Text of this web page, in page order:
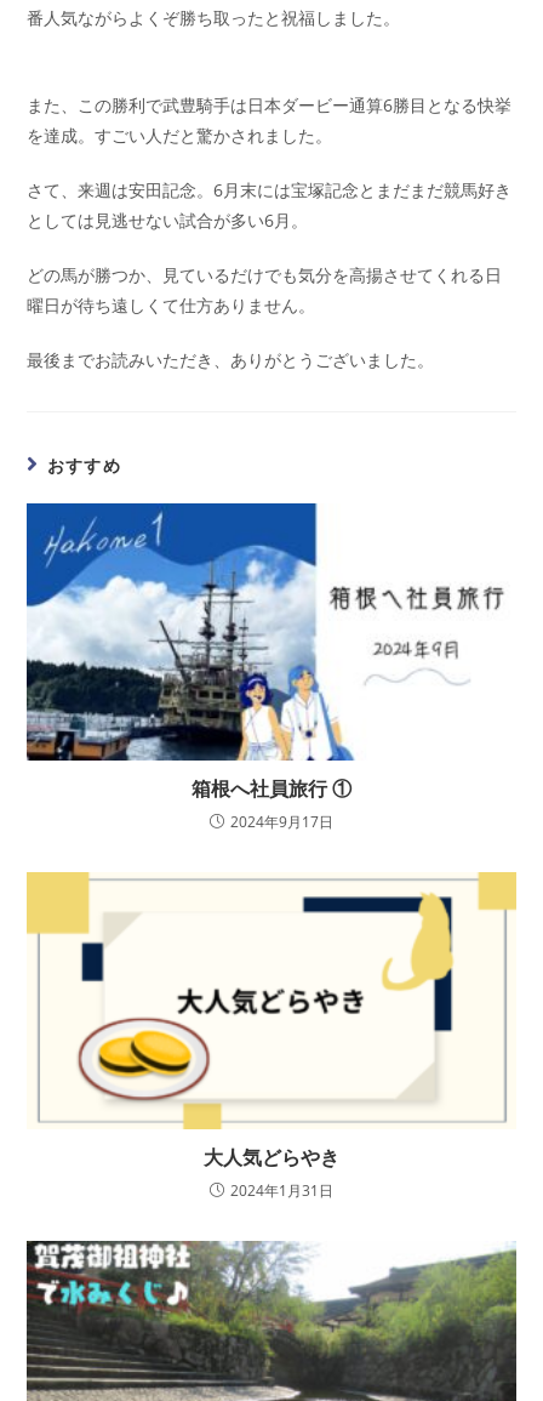
番人気ながらよくぞ勝ち取ったと祝福しました。
また、この勝利で武豊騎手は日本ダービー通算6勝目となる快挙
を達成。すごい人だと驚かされました。
さて、来週は安田記念。6月末には宝塚記念とまだまだ競馬好き
としては見逃せない試合が多い6月。
どの馬が勝つか、見ているだけでも気分を高揚させてくれる日
曜日が待ち遠しくて仕方ありません。
最後までお読みいただき、ありがとうございました。
おすすめ
箱根へ社員旅行 ①
2024年9月17日
大人気どらやき
2024年1月31日